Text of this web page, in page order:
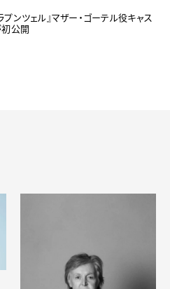
ンツェル』マザー・ゴーテル役キャス
初公開